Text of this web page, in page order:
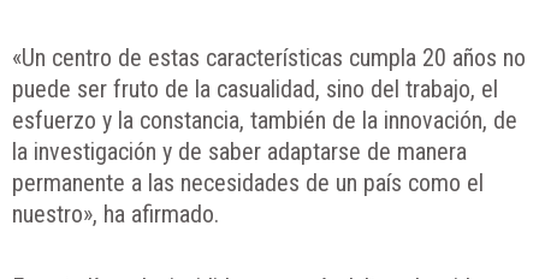
«Un centro de estas características cumpla 20 años no
puede ser fruto de la casualidad, sino del trabajo, el
esfuerzo y la constancia, también de la innovación, de
la investigación y de saber adaptarse de manera
permanente a las necesidades de un país como el
nuestro», ha afirmado.